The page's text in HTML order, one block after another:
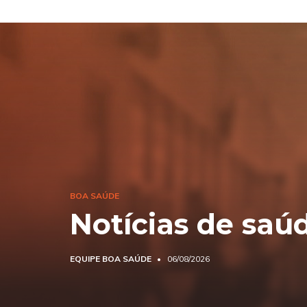
BOA SAÚDE
Notícias de
EQUIPE BOA SAÚDE 06/08/2026